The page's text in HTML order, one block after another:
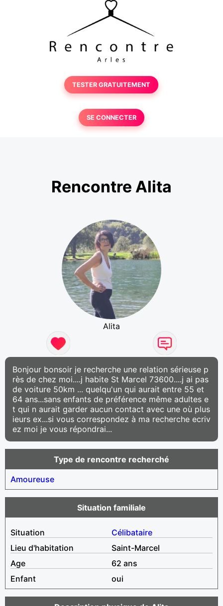
TESTER GRATUITEMENT
SE CONNECTER
Rencontre Alita
Alita
Bonjour bonsoir je recherche une relation sérieuse p
rès de chez moi....j habite St Marcel 73600....j ai pas
de voiture 50km ... quelqu'un qui aurait entre 55 et
64 ans...sans enfants de préférence même adultes e
t qui n aurait garder aucun contact avec une où plus
ieurs ex...si vous correspondez à ma recherche ecriv
ez moi je vous répondrai...
Type de rencontre recherché
Amoureuse
Situation familiale
Situation
Célibataire
Lieu d'habitation
Saint-Marcel
Age
62 ans
Enfant
oui